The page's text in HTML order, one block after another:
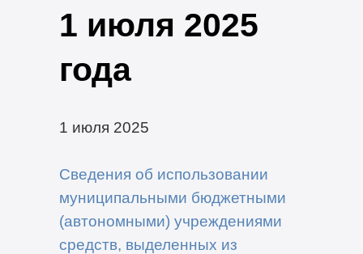
1 июля 2025
года
1 июля 2025
Сведения об использовании
муниципальными бюджетными
(автономными) учреждениями
средств, выделенных из